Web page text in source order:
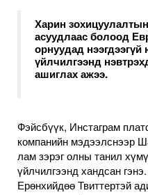
Харин
асуудлаас болоод
орнуудад
үйлчилгээнд
ашиглах ажээ.
Фэйсбүүк, Инстаграм
компанийн мэдээлснээр
лам зэрэг олны танил
үйлчилгээнд хандсан гэнэ.
Ерөнхийдөө Твиттертэй